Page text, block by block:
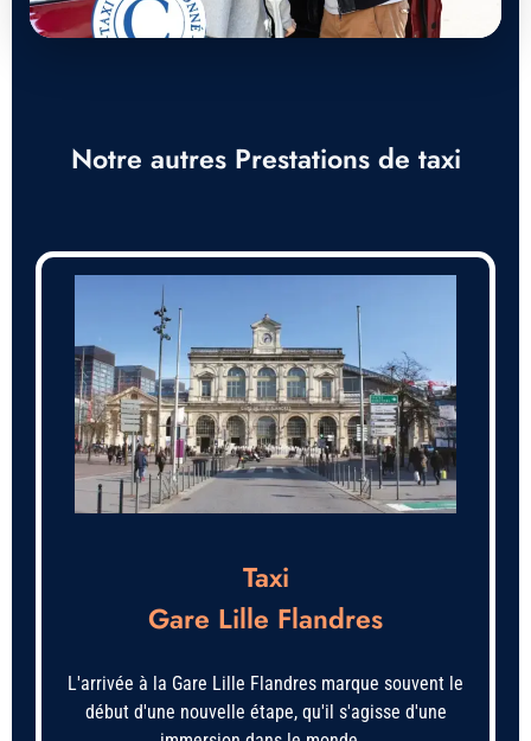
Notre autres Prestations de taxi
Taxi
Gare Lille Flandres
L'arrivée à la Gare Lille Flandres marque souvent le
début d'une nouvelle étape, qu'il s'agisse d'une